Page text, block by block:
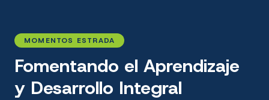
MOMENTOS ESTRADA
Fomentando el Aprendizaje
y Desarrollo Integral